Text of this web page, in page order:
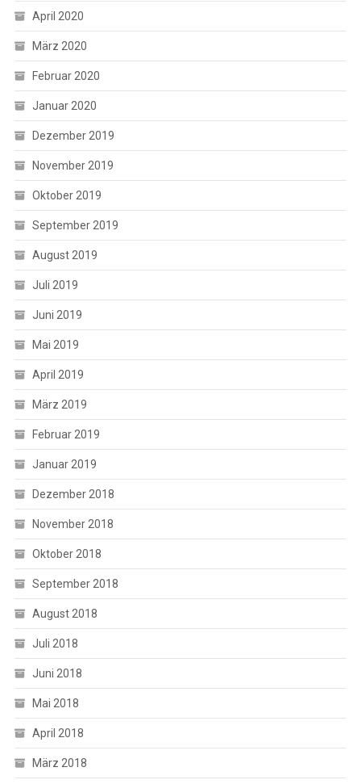
April 2020
März 2020
Februar 2020
Januar 2020
Dezember 2019
November 2019
Oktober 2019
September 2019
August 2019
Juli 2019
Juni 2019
Mai 2019
April 2019
März 2019
Februar 2019
Januar 2019
Dezember 2018
November 2018
Oktober 2018
September 2018
August 2018
Juli 2018
Juni 2018
Mai 2018
April 2018
März 2018